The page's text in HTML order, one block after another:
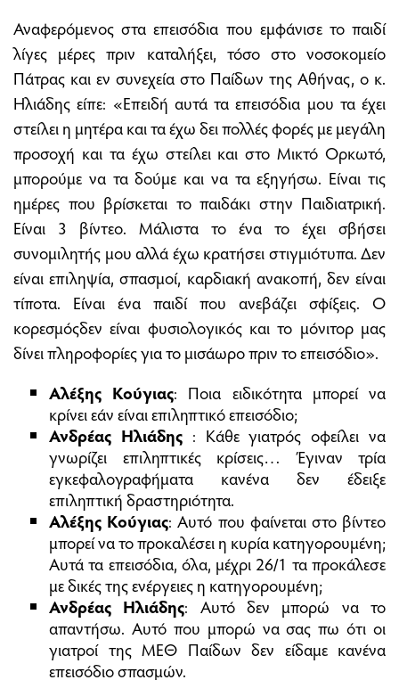
Αναφερόμενος στα επεισόδια που εμφάνισε το παιδί
λίγες μέρες πριν καταλήξει, τόσο στο νοσοκομείο
Πάτρας και εν συνεχεία στο Παίδων της Αθήνας, ο κ.
Ηλιάδης είπε: «Επειδή αυτά τα επεισόδια μου τα έχει
στείλει η μητέρα και τα έχω δει πολλές φορές με μεγάλη
προσοχή και τα έχω στείλει και στο Μικτό Ορκωτό,
μπορούμε να τα δούμε και να τα εξηγήσω. Είναι τις
ημέρες που βρίσκεται το παιδάκι στην Παιδιατρική.
Είναι 3 βίντεο. Μάλιστα το ένα το έχει σβήσει
συνομιλητής μου αλλά έχω κρατήσει στιγμιότυπα. Δεν
είναι επιληψία, σπασμοί, καρδιακή ανακοπή, δεν είναι
τίποτα. Είναι ένα παιδί που ανεβάζει σφίξεις. Ο
κορεσμόςδεν είναι φυσιολογικός και το μόνιτορ μας
δίνει πληροφορίες για το μισάωρο πριν το επεισόδιο».
Αλέξης Κούγιας: Ποια ειδικότητα μπορεί να
κρίνει εάν είναι επιληπτικό επεισόδιο;
Ανδρέας Ηλιάδης: Κάθε γιατρός οφείλει να
γνωρίζει επιληπτικές κρίσεις… Έγιναν τρία
εγκεφαλογραφήματα κανένα δεν έδειξε
επιληπτική δραστηριότητα.
Αλέξης Κούγιας: Αυτό που φαίνεται στο βίντεο
μπορεί να το προκαλέσει η κυρία κατηγορουμένη;
Αυτά τα επεισόδια, όλα, μέχρι 26/1 τα προκάλεσε
με δικές της ενέργειες η κατηγορουμένη;
Ανδρέας Ηλιάδης: Αυτό δεν μπορώ να το
απαντήσω. Αυτό που μπορώ να σας πω ότι οι
γιατροί της ΜΕΘ Παίδων δεν είδαμε κανένα
επεισόδιο σπασμών.